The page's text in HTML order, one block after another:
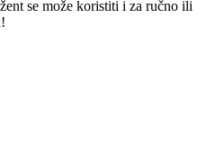
se može koristiti i za ručno ili